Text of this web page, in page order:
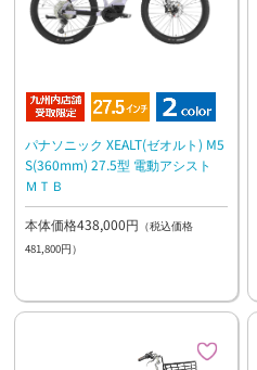
パナソニック XEALT(ゼオルト) M5
S(360mm) 27.5型 電動アシスト
ＭＴＢ
本体価格438,000円 （税込価格
481,800円）